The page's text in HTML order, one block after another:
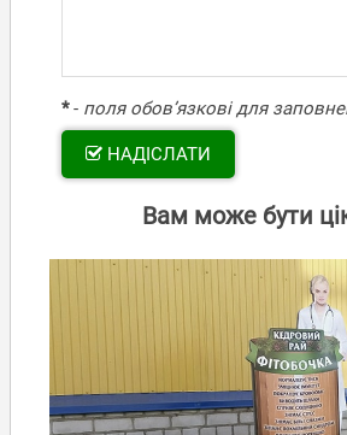
*- поля обов’язкові для
НАДІСЛАТИ
Вам може бути